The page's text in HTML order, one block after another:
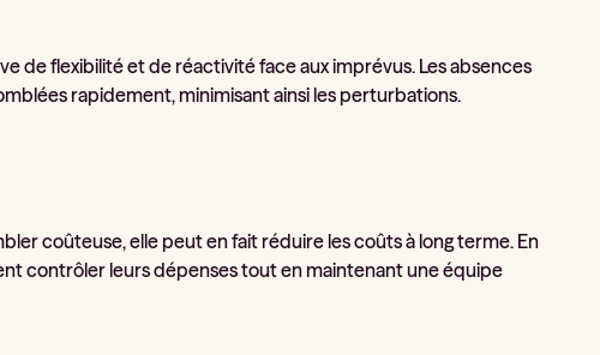
de flexibilité et de réactivité face aux imprévus. Les absences
rapidement, minimisant ainsi les perturbations.
coûteuse, elle peut en fait réduire les coûts à long terme. En
contrôler leurs dépenses tout en maintenant une équipe